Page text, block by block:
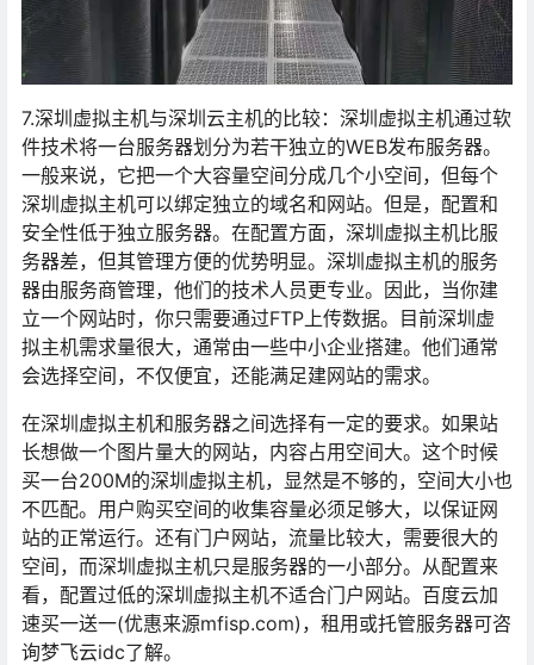
7.深圳虚拟主机与深圳云主机的比较：深圳虚拟主机通过软
件技术将一台服务器划分为若干独立的WEB发布服务器。
一般来说，它把一个大容量空间分成几个小空间，但每个
深圳虚拟主机可以绑定独立的域名和网站。但是，配置和
安全性低于独立服务器。在配置方面，深圳虚拟主机比服
务器差，但其管理方便的优势明显。深圳虚拟主机的服务
器由服务商管理，他们的技术人员更专业。因此，当你建
立一个网站时，你只需要通过FTP上传数据。目前深圳虚
拟主机需求量很大，通常由一些中小企业搭建。他们通常
会选择空间，不仅便宜，还能满足建网站的需求。
在深圳虚拟主机和服务器之间选择有一定的要求。如果站
长想做一个图片量大的网站，内容占用空间大。这个时候
买一台200M的深圳虚拟主机，显然是不够的，空间大小也
不匹配。用户购买空间的收集容量必须足够大，以保证网
站的正常运行。还有门户网站，流量比较大，需要很大的
空间，而深圳虚拟主机只是服务器的一小部分。从配置来
看，配置过低的深圳虚拟主机不适合门户网站。百度云加
速买一送一(优惠来源mfisp.com)，租用或托管服务器可咨
询梦飞云idc了解。